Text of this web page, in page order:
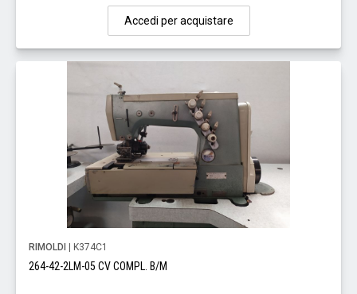
Accedi per acquistare
RIMOLDI | K374C1
264-42-2LM-05 CV COMPL. B/M